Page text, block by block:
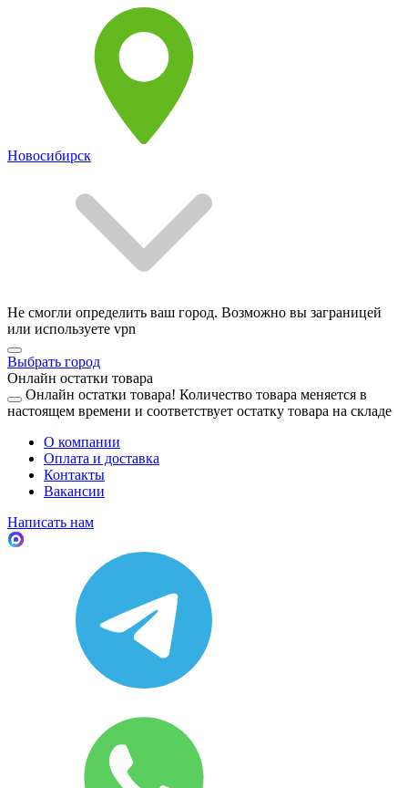
Новосибирск
Не смогли определить ваш город. Возможно вы заграницей
или используете vpn
Выбрать город
Онлайн остатки товара
Онлайн остатки товара! Количество товара меняется в
настоящем времени и соответствует остатку товара на складе
О компании
Оплата и доставка
Контакты
Вакансии
Написать нам